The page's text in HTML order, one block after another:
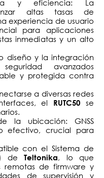
y eficiencia: La
altas tasas de
experiencia de usuario
para aplicaciones
inmediatas y un alto
diseño y la integración
avanzados
y protegida contra
a diversas redes
el
RUTC50 se
la ubicación: GNSS
efectivo, crucial para
con el Sistema de
deTeltonika, lo que
remotas de firmware y
de supervisión y